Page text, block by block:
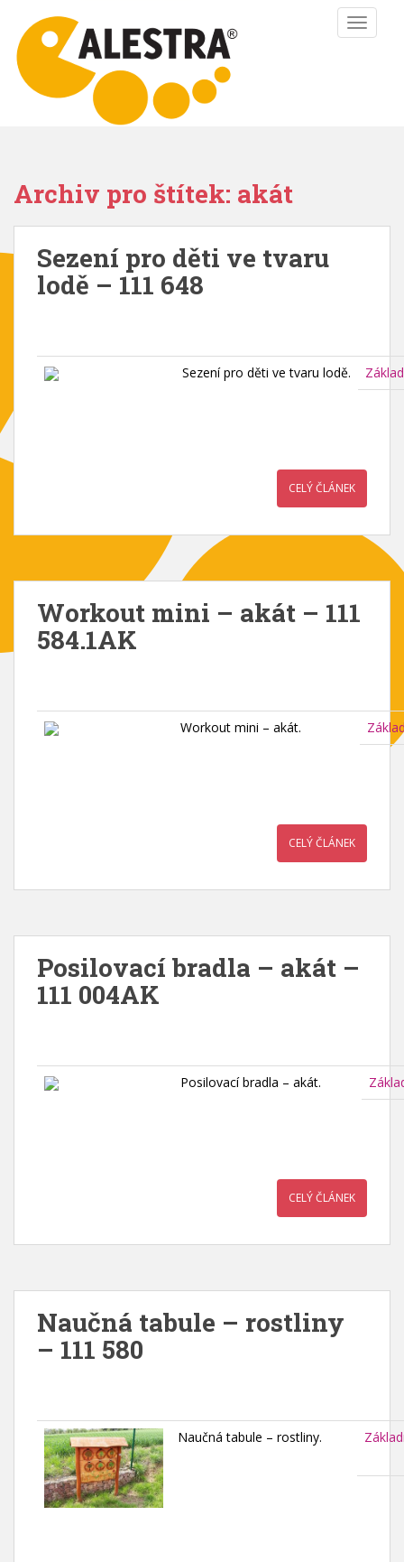
n
Archiv pro štítek: akát
Sezení pro děti ve tvaru
lodě – 111 648
Sezení pro děti ve tvaru lodě.
CELÝ ČLÁNEK
Workout mini – akát – 111
584.1AK
Workout mini – akát.
CELÝ ČLÁNEK
Posilovací bradla – akát –
111 004AK
Posilovací bradla – akát.
CELÝ ČLÁNEK
Naučná tabule – rostliny
– 111 580
Naučná tabule – rostliny.